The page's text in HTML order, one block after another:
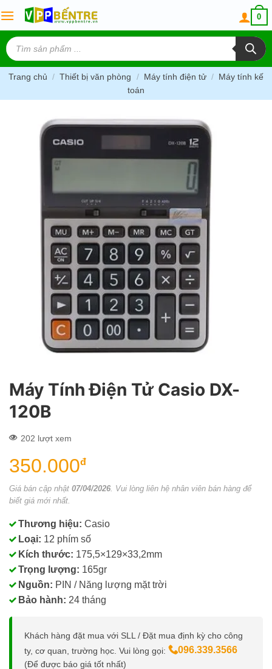
to
content
0
Tìm
kiếm
sản
phẩm
Trang chủ / Thiết bị văn phòng / Máy tính điện tử / Máy tính kế
toán
Máy Tính Điện Tử Casio DX-
120B
202 lượt xem
350.000đ
Giá bán cập nhật 07/04/2026 . Vui lòng liên hệ nhân viên bán hàng để
biết giá mới nhất.
Thương hiệu: Casio
Loại: 12 phím số
Kích thước: 175,5×129×33,2mm
Trọng lượng: 165gr
Nguồn: PIN / Năng lượng mặt trời
Bảo hành: 24 tháng
Khách hàng đặt mua với SLL / Đặt mua định kỳ cho công
ty, cơ quan, trường học. Vui lòng gọi:
096.339.3566
(Để được báo giá tốt nhất)